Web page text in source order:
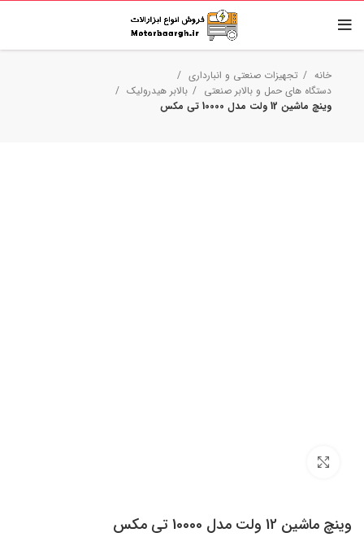
خانه
تجهیزات صنعتی و انبارداری
دستگاه های حمل و بالابر صنعتی
بالابر هیدرولیک
وینچ ماشین 12 ولت مدل 10000 تی مکس
وینچ ماشین 12 ولت مدل 10000 تی مکس